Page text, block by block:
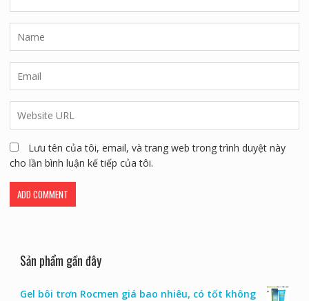
Lưu tên của tôi, email, và trang web trong trình duyệt này
cho lần bình luận kế tiếp của tôi.
Sản phẩm gần đây
Gel bôi trơn Rocmen giá bao nhiêu, có tốt không